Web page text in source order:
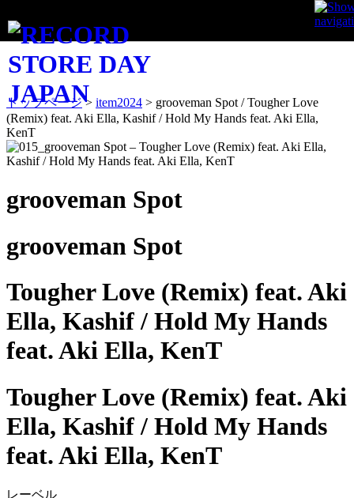
ITEM
トップページ > item2024 > grooveman Spot / Tougher Love
(Remix) feat. Aki Ella, Kashif / Hold My Hands feat. Aki Ella,
KenT
grooveman Spot
grooveman Spot
Tougher Love (Remix) feat. Aki
Ella, Kashif / Hold My Hands
feat. Aki Ella, KenT
Tougher Love (Remix) feat. Aki
Ella, Kashif / Hold My Hands
feat. Aki Ella, KenT
レーベル